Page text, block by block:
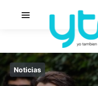
Noticias